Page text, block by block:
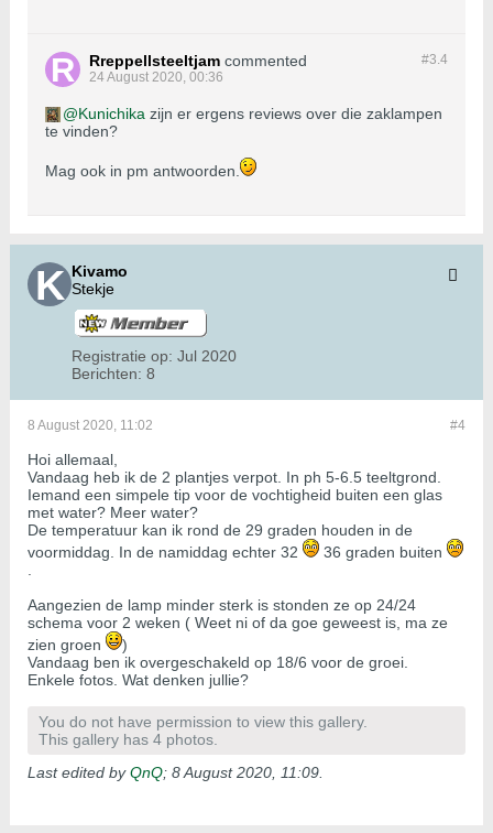
#3.4
Rreppellsteeltjam commented
24 August 2020, 00:36
Kunichika zijn er ergens reviews over die zaklampen
te vinden?
Mag ook in pm antwoorden.
Kivamo
Stekje
Registratie op: Jul 2020
Berichten: 8
#4
8 August 2020, 11:02
Hoi allemaal,
Vandaag heb ik de 2 plantjes verpot. In ph 5-6.5 teeltgrond.
Iemand een simpele tip voor de vochtigheid buiten een glas
met water? Meer water?
De temperatuur kan ik rond de 29 graden houden in de
voormiddag. In de namiddag echter 32
36 graden buiten
Aangezien de lamp minder sterk is stonden ze op 24/24
schema voor 2 weken ( Weet ni of da goe geweest is, ma ze
zien groen
)
Vandaag ben ik overgeschakeld op 18/6 voor de groei.
Enkele fotos. Wat denken jullie?
You do not have permission to view this gallery.
This gallery has 4 photos.
Last edited byQnQ; 8 August 2020, 11:09